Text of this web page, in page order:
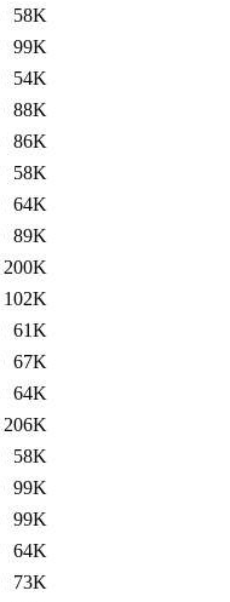
58K
99K
54K
88K
86K
58K
64K
89K
200K
102K
61K
67K
64K
206K
58K
99K
99K
64K
73K